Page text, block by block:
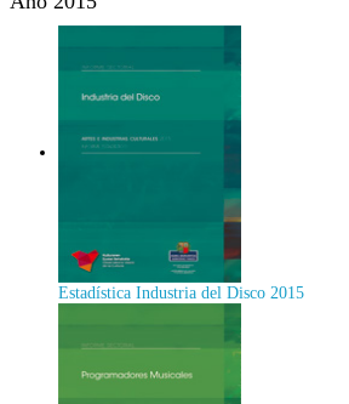
Estadística Industria del Disco 2015